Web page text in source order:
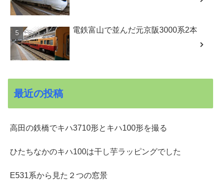
電鉄富山で並んだ元京阪3000系2本
最近の投稿
高田の鉄橋でキハ3710形とキハ100形を撮る
ひたちなかのキハ100は干し芋ラッピングでした
E531系から見た２つの窓景